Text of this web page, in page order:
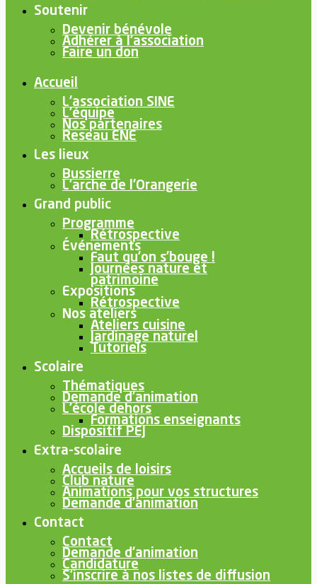
Soutenir
Devenir bénévole
Adhérer à l’association
Faire un don
Accueil
L’association SINE
L’équipe
Nos partenaires
Reseau ENE
Les lieux
Bussierre
L’arche de l’Orangerie
Grand public
Programme
Rétrospective
Événements
Faut qu’on s’bouge !
Journées nature et
patrimoine
Expositions
Rétrospective
Nos ateliers
Ateliers cuisine
Jardinage naturel
Tutoriels
Scolaire
Thématiques
Demande d’animation
L’école dehors
Formations enseignants
Dispositif PEJ
Extra-scolaire
Accueils de loisirs
Club nature
Animations pour vos structures
Demande d’animation
Contact
Contact
Demande d’animation
Candidature
S’inscrire à nos listes de diffusion